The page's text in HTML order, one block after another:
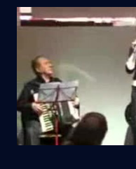
Salon du livre 2008 - n° 1